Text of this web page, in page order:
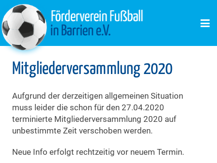
Mitgliederversammlung 2020
Aufgrund der derzeitigen allgemeinen Situation
muss leider die schon für den 27.04.2020
terminierte Mitgliederversammlung 2020 auf
unbestimmte Zeit verschoben werden.
Neue Info erfolgt rechtzeitig vor neuem Termin.